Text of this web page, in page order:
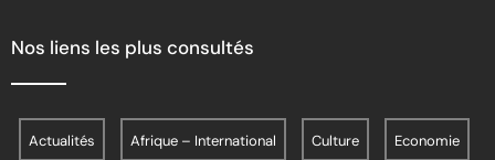
Nos liens les plus consultés
Actualités Afrique – International Culture Economie